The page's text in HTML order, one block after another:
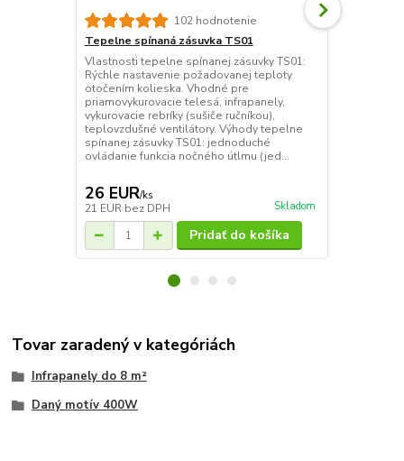
102 hodnotenie
Tepelne spínaná zásuvka TS01
Vlastnosti tepelne spínanej zásuvky TS01:
Rýchle nastavenie požadovanej teploty
otočením kolieska. Vhodné pre
priamovykurovacie telesá, infrapanely,
vykurovacie rebríky (sušiče ručníkou),
teplovzdušné ventilátory. Výhody tepelne
spínanej zásuvky TS01: jednoduché
ovládanie funkcia nočného útlmu (jed...
26 EUR/ks
21 EUR bez DPH Skladom
Pridať do košíka
Tovar zaradený v kategóriách
Infrapanely do 8 m²
Daný motív 400W